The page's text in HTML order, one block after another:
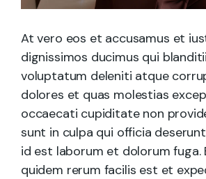
At vero eos et accusamus et
dignissimos ducimus qui
voluptatum deleniti atque
dolores et quas molestias
occaecati cupiditate non
sunt in culpa qui officia
id est laborum et dolorum fuga.
quidem rerum facilis est et